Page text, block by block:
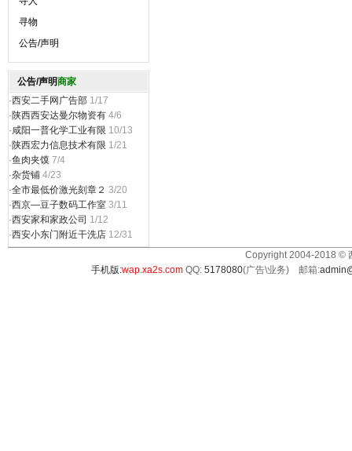
寻物
公告/声明
公告/声明商家
·西安二手网广告部 1/17
·陕西西安达曼尔物资有 4/6
·咸阳一普化学工业有限 10/13
·陕西宏力信息技术有限 1/21
·鱼肉夹馍 7/4
·杂货铺 4/23
·全市最低价激光刻章２ 3/20
·西京—豆子数码工作室 3/11
·西安家和家政公司 1/12
·西安小东门附近干洗店 12/31
Copyright 2004-2018 ©
手机版:wap.xa2s.comQQ:5178080(广告\业务) 邮箱: